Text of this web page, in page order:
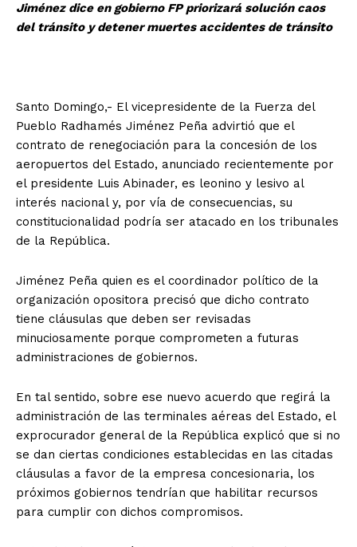
Jiménez dice en gobierno FP priorizará solución caos
del tránsito y detener muertes accidentes de tránsito
Santo Domingo,- El vicepresidente de la Fuerza del
Pueblo Radhamés Jiménez Peña advirtió que el
contrato de renegociación para la concesión de los
aeropuertos del Estado, anunciado recientemente por
el presidente Luis Abinader, es leonino y lesivo al
interés nacional y, por vía de consecuencias, su
constitucionalidad podría ser atacado en los tribunales
de la República.
Jiménez Peña quien es el coordinador político de la
organización opositora precisó que dicho contrato
tiene cláusulas que deben ser revisadas
minuciosamente porque comprometen a futuras
administraciones de gobiernos.
En tal sentido, sobre ese nuevo acuerdo que regirá la
administración de las terminales aéreas del Estado, el
exprocurador general de la República explicó que si no
se dan ciertas condiciones establecidas en las citadas
cláusulas a favor de la empresa concesionaria, los
próximos gobiernos tendrían que habilitar recursos
para cumplir con dichos compromisos.